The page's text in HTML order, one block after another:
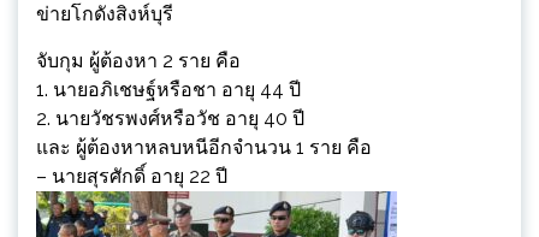
ข่ายโกดังสิงห์บุรี
จับกุม ผู้ต้องหา 2 ราย คือ
1. นายอภิเชษฐ์หรือชา อายุ 44 ปี
2. นายวัชรพงศ์หรือวัช อายุ 40 ปี
และ ผู้ต้องหาหลบหนีอีกจำนวน 1 ราย คือ
– นายสุรศักดิ์ อายุ 22 ปี